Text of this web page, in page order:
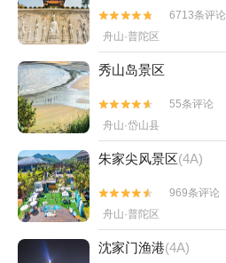


6713条评论
舟山·普陀区
秀山岛景区


55条评论
舟山·岱山县
朱家尖风景区(4A)


969条评论
舟山·普陀区
沈家门渔港(4A)